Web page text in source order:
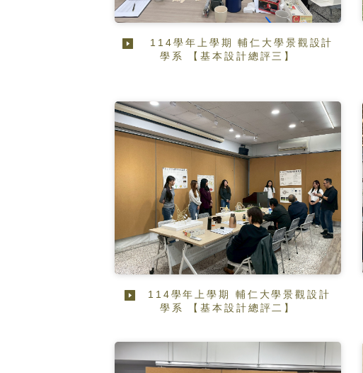
114學年上學期 輔仁大學景觀設計
學系 【基本設計總評三】
114學年上學期 輔仁大學景觀設計
學系 【基本設計總評二】